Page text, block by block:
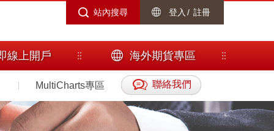
站內搜尋 登入 / 註冊
線上開戶 海外期貨專區
MultiCharts專區 聯絡我們